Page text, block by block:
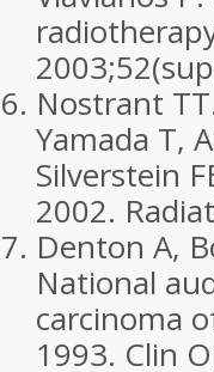
2003;52
Nostrant
Yamada T,
Silverstein
2002.
Denton A,
National
carcinoma
1993. Clin